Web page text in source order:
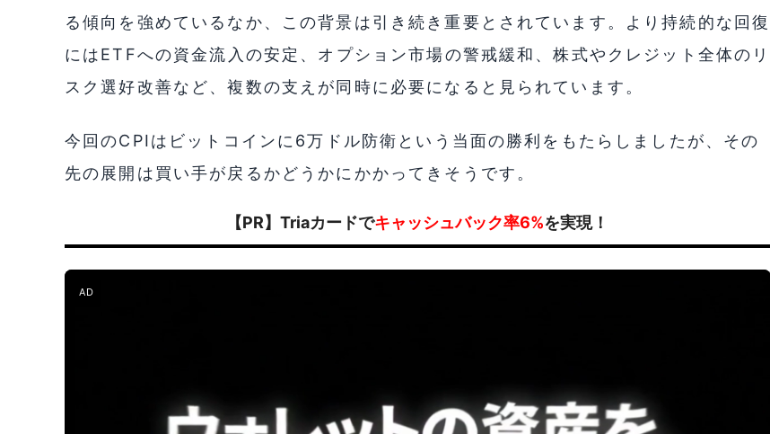
る傾向を強めているなか、この背景は引き続き重要とされています。より持続的な回復
にはETFへの資金流入の安定、オプション市場の警戒緩和、株式やクレジット全体のリ
スク選好改善など、複数の支えが同時に必要になると見られています。
今回のCPIはビットコインに6万ドル防衛という当面の勝利をもたらしましたが、その
先の展開は買い手が戻るかどうかにかかってきそうです。
【PR】Triaカードでキャッシュバック率6%を実現！
AD